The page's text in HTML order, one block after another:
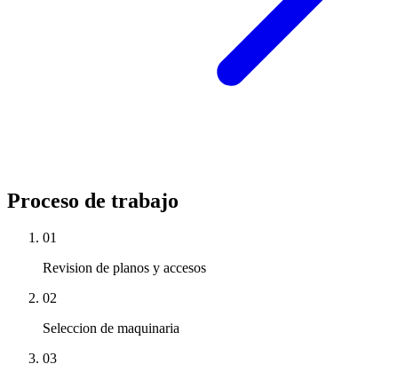
Proceso de trabajo
01
Revision de planos y accesos
02
Seleccion de maquinaria
03